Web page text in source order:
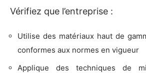
Vérifiez que l’entreprise :
Utilise des matériaux haut de
conformes aux normes en vigueur
Applique des techniques de